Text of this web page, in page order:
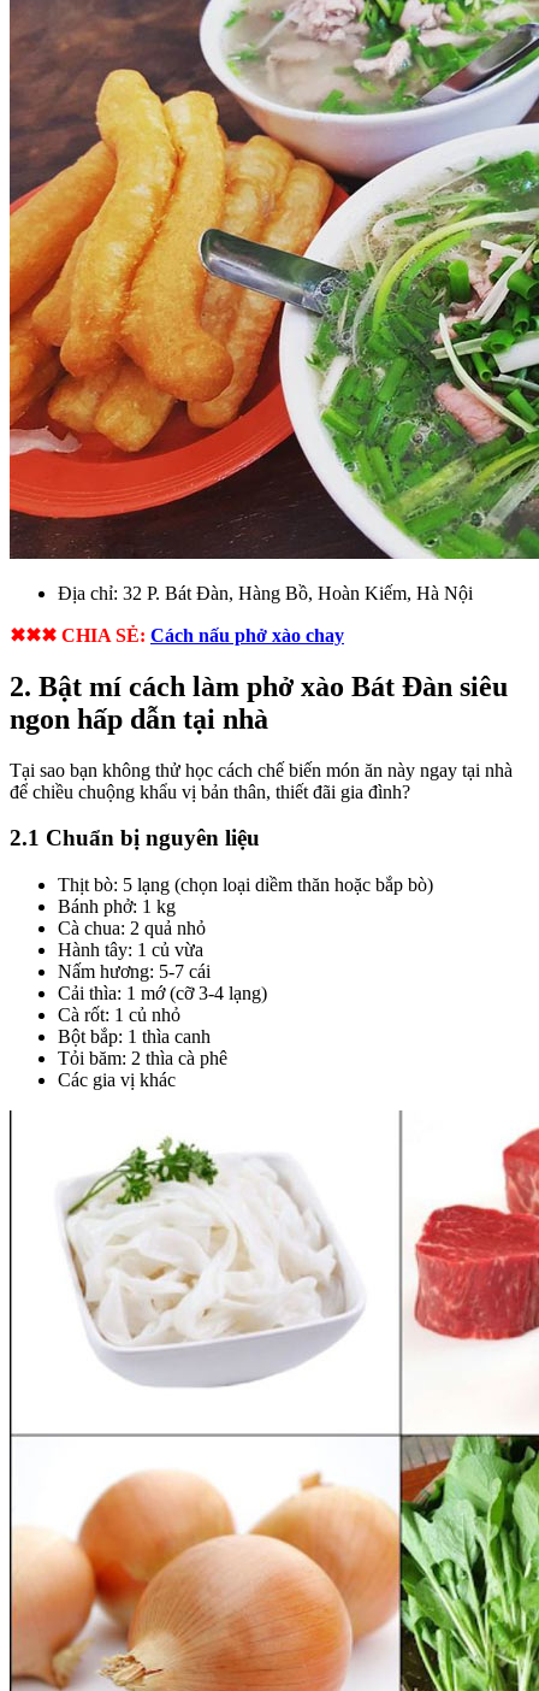
Địa chỉ: 32 P. Bát Đàn, Hàng Bồ, Hoàn Kiếm, Hà Nội
✖✖✖ CHIA SẺ: Cách nấu phở xào chay
2. Bật mí cách làm phở xào Bát Đàn siêu
ngon hấp dẫn tại nhà
Tại sao bạn không thử học cách chế biến món ăn này ngay tại nhà
để chiều chuộng khẩu vị bản thân, thiết đãi gia đình?
2.1 Chuẩn bị nguyên liệu
Thịt bò: 5 lạng (chọn loại diềm thăn hoặc bắp bò)
Bánh phở: 1 kg
Cà chua: 2 quả nhỏ
Hành tây: 1 củ vừa
Nấm hương: 5-7 cái
Cải thìa: 1 mớ (cỡ 3-4 lạng)
Cà rốt: 1 củ nhỏ
Bột bắp: 1 thìa canh
Tỏi băm: 2 thìa cà phê
Các gia vị khác